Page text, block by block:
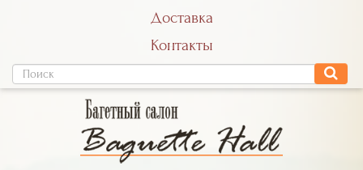
Доставка
Контакты